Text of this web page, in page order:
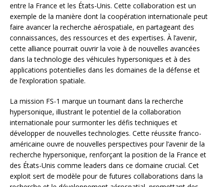
entre la France et les États-Unis. Cette collaboration est un
exemple de la manière dont la coopération internationale peut
faire avancer la recherche aérospatiale, en partageant des
connaissances, des ressources et des expertises. À l’avenir,
cette alliance pourrait ouvrir la voie à de nouvelles avancées
dans la technologie des véhicules hypersoniques et à des
applications potentielles dans les domaines de la défense et
de l’exploration spatiale.
La mission FS-1 marque un tournant dans la recherche
hypersonique, illustrant le potentiel de la collaboration
internationale pour surmonter les défis techniques et
développer de nouvelles technologies. Cette réussite franco-
américaine ouvre de nouvelles perspectives pour l’avenir de la
recherche hypersonique, renforçant la position de la France et
des États-Unis comme leaders dans ce domaine crucial. Cet
exploit sert de modèle pour de futures collaborations dans la